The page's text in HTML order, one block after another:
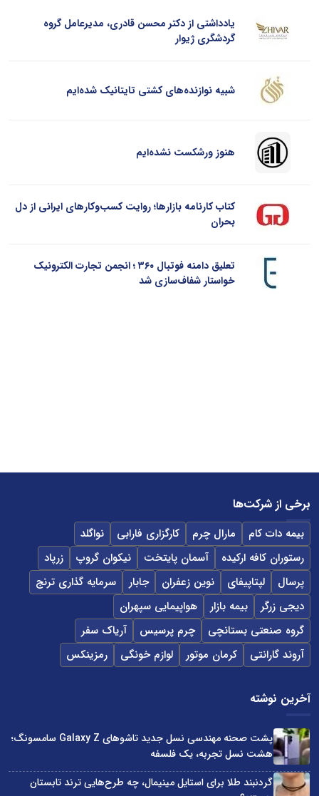
یادداشتی از دکتر محسن قادری، مدیرعامل گروه
گردشگری ژیوار
شبیه نوازنده‌های کشتی تایتانیک شده‌ایم
هنوز ورشکست نشده‌ایم
کتاب کارنامه بازارها؛ روایت کسب‌و‌کارهای ایرانی از دل
بحران
تعلیق دامنه فوتبال ۳۶۰ ؛ انجمن تجارت الکترونیک
خواستار شفاف‌سازی شد
برخی از شرکت‌ها
بیمه دات کام مارال چرم کارگزاری فارابی
نواگلد
رستوران کافه ارکیده
آسمان پایتخت نیکوان گروپ
زرپاد
پرسال
لپتاپیفای نوین زعفران جابار
سرمایه گذاری ترنج
دیجی زرگر
بیمه بازار
هواپیمایی سپهران
گروه صنعتی بستانچی
چرم پرسیس
آریاک سفر
آروند گارانتی
کرمان موتور لوازم خونگی رمزینکس
آخرین نوشته
پشت صحنه مهندسی نسل جدید تاشوهای Galaxy Z سامسونگ؛
هشت نسل تجربه، یک فلسفه
گردنبند طلا برای استایل مینیمال، چه طرح‌هایی ترند تابستان